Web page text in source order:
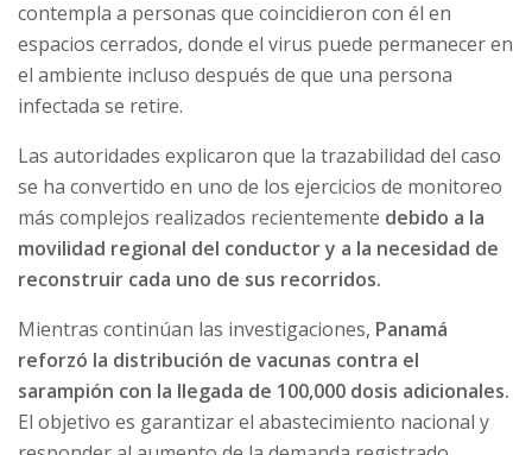
contempla a personas que coincidieron con él en
espacios cerrados, donde el virus puede permanecer en
el ambiente incluso después de que una persona
infectada se retire.
Las autoridades explicaron que la trazabilidad del caso
se ha convertido en uno de los ejercicios de monitoreo
más complejos realizados recientemente debido a la
movilidad regional del conductor y a la necesidad de
reconstruir cada uno de sus recorridos.
Mientras continúan las investigaciones, Panamá
reforzó la distribución de vacunas contra el
sarampión con la llegada de 100,000 dosis adicionales.
El objetivo es garantizar el abastecimiento nacional y